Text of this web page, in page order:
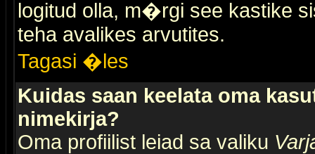
logitud olla, m�rgi see kastike
teha avalikes arvutites.
Tagasi �les
Kuidas saan keelata oma
nimekirja?
Oma profiilist leiad sa valiku